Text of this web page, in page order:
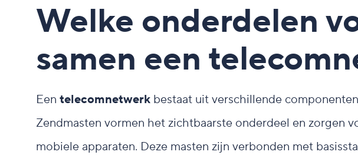
Welke onderdelen
samen een
Een telecomnetwerk bestaat uit verschillende
Zendmasten vormen het zichtbaarste onderdeel en zorgen
mobiele apparaten. Deze masten zijn verbonden met